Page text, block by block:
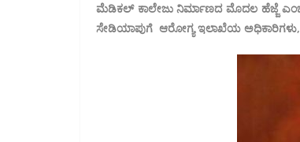
ಮೆಡಿಕಲ್ ಕಾಲೇಜು ನಿರ್ಮಾಣದ‌ ಮೊದಲ ಹೆಜ್ಜೆ
ಸೇಡಿಯಾಪುಗೆ ಆರೋಗ್ಯ ಇಲಾಖೆಯ